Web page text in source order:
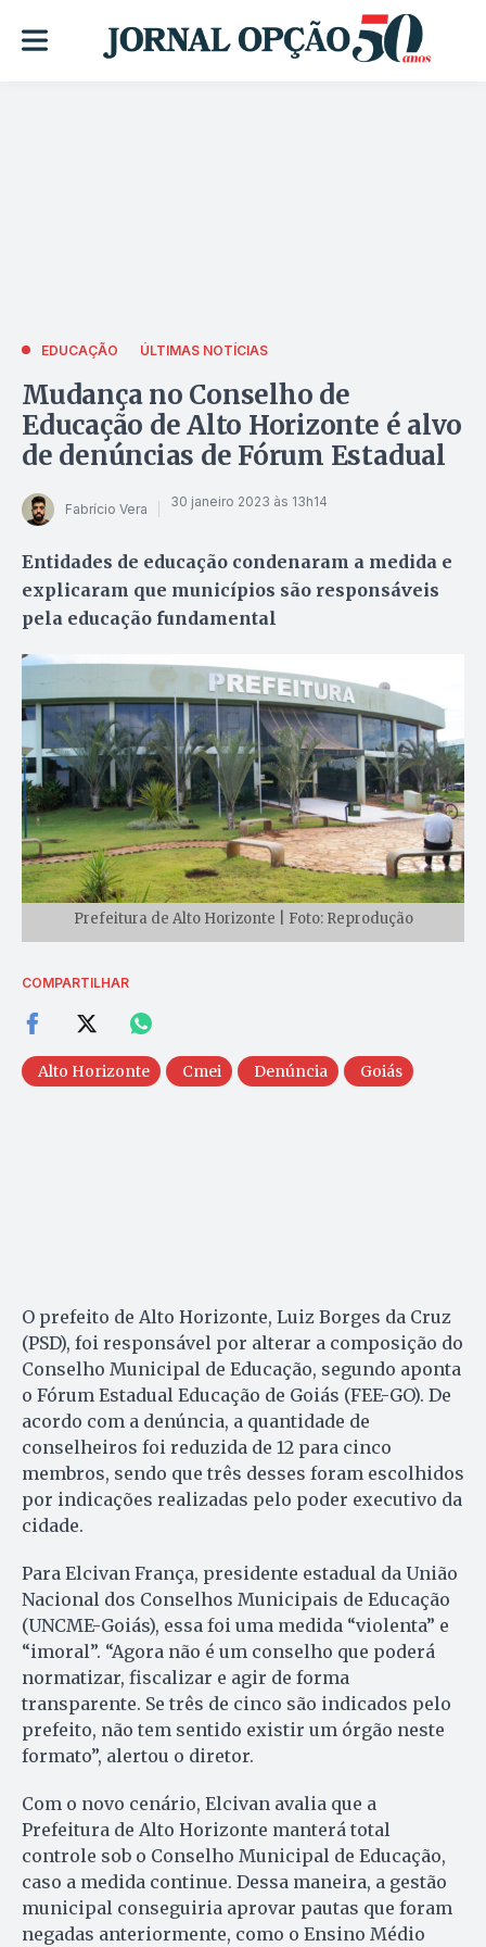
EDUCAÇÃO ÚLTIMAS NOTÍCIAS
Mudança no Conselho de
Educação de Alto Horizonte é alvo
de denúncias de Fórum Estadual
Fabrício Vera 30 janeiro 2023 às 13h14
Entidades de educação condenaram a medida e
explicaram que municípios são responsáveis
pela educação fundamental
Prefeitura de Alto Horizonte | Foto: Reprodução
COMPARTILHAR
Alto Horizonte Cmei Denúncia Goiás
O prefeito de Alto Horizonte, Luiz Borges da Cruz
(PSD), foi responsável por alterar a composição do
Conselho Municipal de Educação, segundo aponta
o Fórum Estadual Educação de Goiás (FEE-GO). De
acordo com a denúncia, a quantidade de
conselheiros foi reduzida de 12 para cinco
membros, sendo que três desses foram escolhidos
por indicações realizadas pelo poder executivo da
cidade.
Para Elcivan França, presidente estadual da União
Nacional dos Conselhos Municipais de Educação
(UNCME-Goiás), essa foi uma medida “violenta” e
“imoral”. “Agora não é um conselho que poderá
normatizar, fiscalizar e agir de forma
transparente. Se três de cinco são indicados pelo
prefeito, não tem sentido existir um órgão neste
formato”, alertou o diretor.
Com o novo cenário, Elcivan avalia que a
Prefeitura de Alto Horizonte manterá total
controle sob o Conselho Municipal de Educação,
caso a medida continue. Dessa maneira, a gestão
municipal conseguiria aprovar pautas que foram
negadas anteriormente, como o Ensino Médio